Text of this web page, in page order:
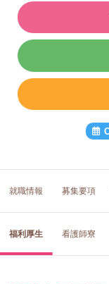
就職情報 募集要項
福利厚生 看護師寮